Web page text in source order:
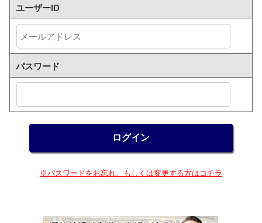
ユーザーID
パスワード
※パスワードをお忘れ、もしくは変更する方はコチラ